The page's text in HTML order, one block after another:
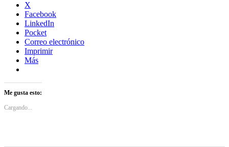
X
Facebook
LinkedIn
Pocket
Correo electrónico
Imprimir
Más
Me gusta esto:
Cargando...